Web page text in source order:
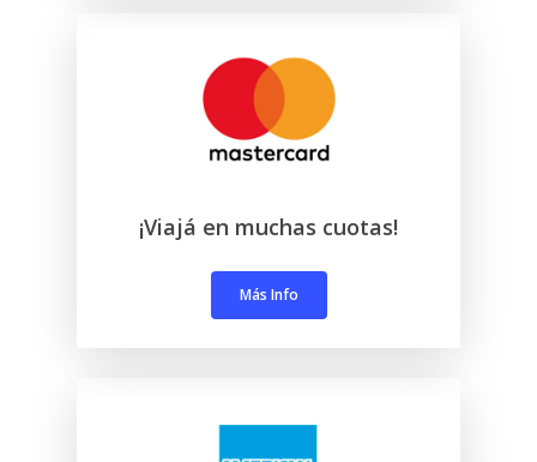
¡Viajá en muchas cuotas!
Más Info